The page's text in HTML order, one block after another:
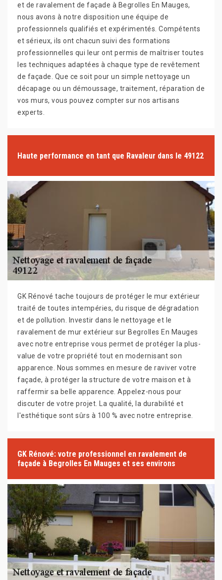
et de ravalement de façade à Begrolles En Mauges,
nous avons à notre disposition une équipe de
professionnels qualifiés et expérimentés. Compétents
et sérieux, ils ont chacun suivi des formations
professionnelles qui leur ont permis de maîtriser toutes
les techniques adaptées à chaque type de revêtement
de façade. Que ce soit pour un simple nettoyage un
décapage ou un démoussage, traitement, réparation de
vos murs, vous pouvez compter sur nos artisans
experts.
Haute performance en tant que Ravaleur dans le 49122
GK Rénové tache toujours de protéger le mur extérieur
traité de toutes intempéries, du risque de dégradation
et de pollution. Investir dans le nettoyage et le
ravalement de mur extérieur sur Begrolles En Mauges
avec notre entreprise vous permet de protéger la plus-
value de votre propriété tout en modernisant son
apparence. Nous sommes en mesure de raviver votre
façade, à protéger la structure de votre maison et à
raffermir sa belle apparence. Appelez-nous pour
discuter de votre projet. La qualité, la durabilité et
l'esthétique sont sûrs à 100 % avec notre entreprise.
GK Rénové: votre professionnel en ravalement de
façade à Begrolles En Mauges et ses environs